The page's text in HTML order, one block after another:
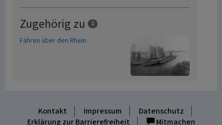
Zugehörig zu 1
Fähren über den Rhein
Kontakt Impressum
Datenschutz
Erklärung zur Barrierefreiheit
Mitmachen